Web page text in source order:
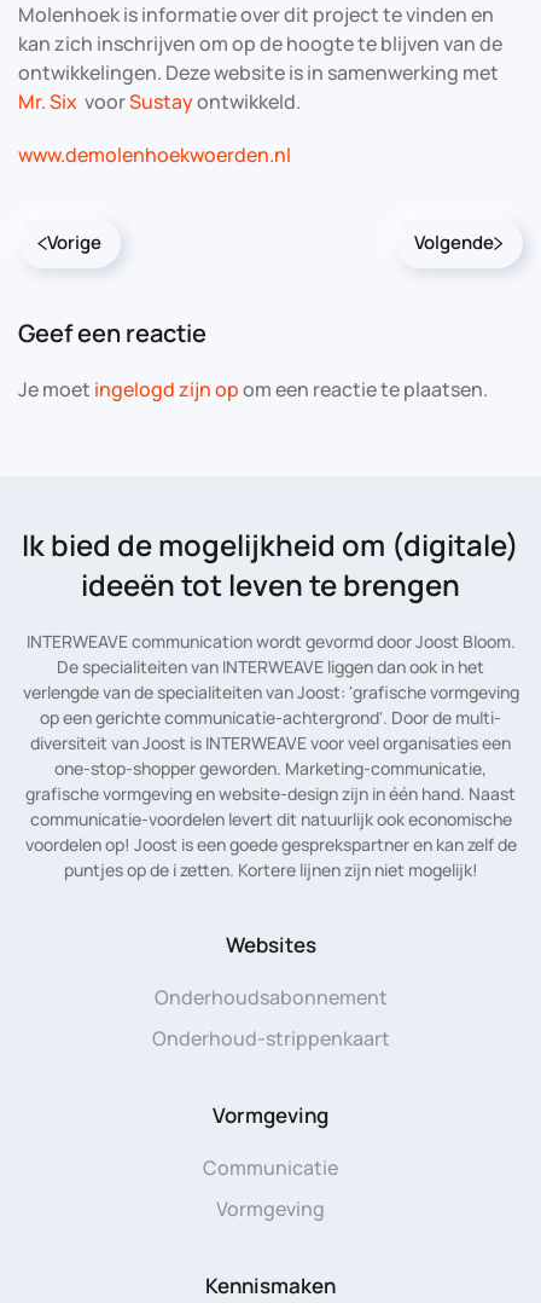
Molenhoek is informatie over dit project te vinden en
kan zich inschrijven om op de hoogte te blijven van de
ontwikkelingen. Deze website is in samenwerking met
Mr. Six voorSustayontwikkeld.
www.demolenhoekwoerden.nl
Vorige Volgende
Geef een reactie
Je moet ingelogd zijn opom een reactie te plaatsen.
Ik bied de mogelijkheid om (digitale)
ideeën tot leven te brengen
INTERWEAVE communication wordt gevormd door Joost Bloom.
De specialiteiten van INTERWEAVE liggen dan ook in het
verlengde van de specialiteiten van Joost: 'grafische vormgeving
op een gerichte communicatie-achtergrond'. Door de multi-
diversiteit van Joost is INTERWEAVE voor veel organisaties een
one-stop-shopper geworden. Marketing-communicatie,
grafische vormgeving en website-design zijn in één hand. Naast
communicatie-voordelen levert dit natuurlijk ook economische
voordelen op! Joost is een goede gesprekspartner en kan zelf de
puntjes op de i zetten. Kortere lijnen zijn niet mogelijk!
Websites
Onderhoudsabonnement
Onderhoud-strippenkaart
Vormgeving
Communicatie
Vormgeving
Kennismaken